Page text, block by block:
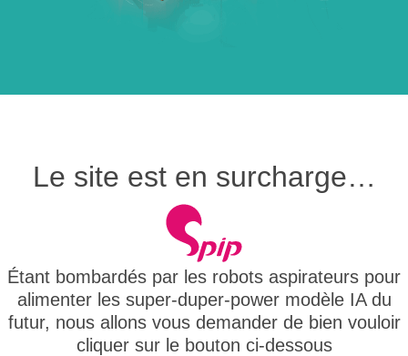
Le site est en surcharge…
Étant bombardés par les robots aspirateurs pour
alimenter les super-duper-power modèle IA du
futur, nous allons vous demander de bien vouloir
cliquer sur le bouton ci-dessous